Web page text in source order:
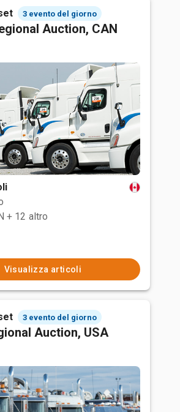
3 evento del giorno
Auction, CAN
+ 12 altro
Visualizza articoli
3 evento del giorno
Auction, USA